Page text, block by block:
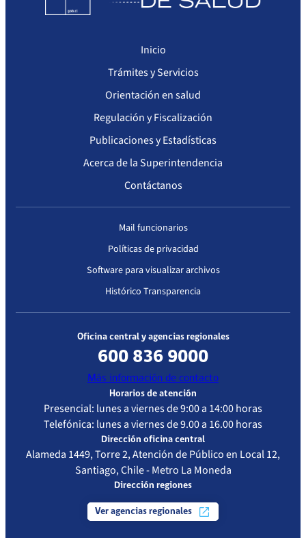
Inicio
Trámites y Servicios
Orientación en salud
Regulación y Fiscalización
Publicaciones y Estadísticas
Acerca de la Superintendencia
Contáctanos
Mail funcionarios
Políticas de privacidad
Software para visualizar archivos
Histórico Transparencia
Oficina central y agencias regionales
600 836 9000
Más información de contacto
Horarios de atención
Presencial: lunes a viernes de 9:00 a 14:00 horas
Telefónica: lunes a viernes de 9.00 a 16.00 horas
Dirección oficina central
Alameda 1449, Torre 2, Atención de Público en Local 12,
Santiago, Chile - Metro La Moneda
Dirección regiones
Ver agencias regionales